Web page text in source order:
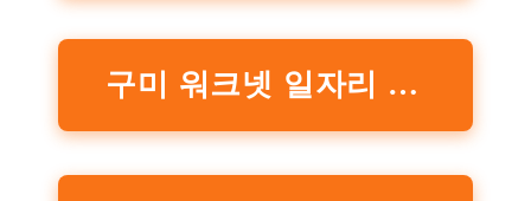
구미 워크넷 일자리 지원센터 바로가기